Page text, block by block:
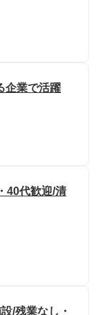
企業で活躍
40代歓迎/清
/残業なし・